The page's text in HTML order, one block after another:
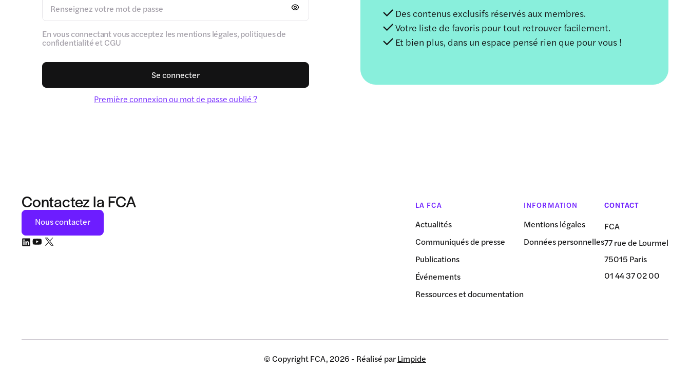
En vous connectant vous acceptez les mentions légales, politiques de
confidentialité et CGU
Se connecter
Première connexion ou mot de passe oublié ?
Des contenus exclusifs réservés aux membres.
Votre liste de favoris pour tout retrouver facilement.
Et bien plus, dans un espace pensé rien que pour vous !
Contactez la FCA
Nous contacter
LA FCA
Actualités
Communiqués de presse
Publications
Événements
Ressources et documentation
INFORMATION
Mentions légales
Données personnelles
CONTACT
FCA
77 rue de Lourmel
75015 Paris
01 44 37 02 00
© Copyright FCA, 2026 - Réalisé parLimpide